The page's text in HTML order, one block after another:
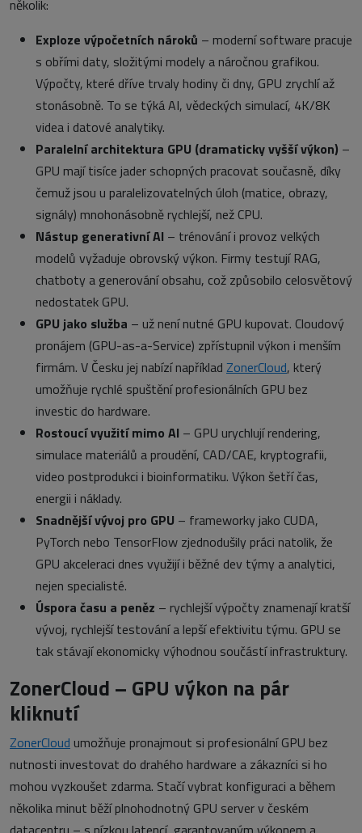
několik:
Exploze výpočetních nároků – moderní software pracuje
s obřími daty, složitými modely a náročnou grafikou.
Výpočty, které dříve trvaly hodiny či dny, GPU zrychlí až
stonásobně. To se týká AI, vědeckých simulací, 4K/8K
videa i datové analytiky.
Paralelní architektura GPU (dramaticky vyšší výkon) –
GPU mají tisíce jader schopných pracovat současně, díky
čemuž jsou u paralelizovatelných úloh (matice, obrazy,
signály) mnohonásobně rychlejší, než CPU.
Nástup generativní AI – trénování i provoz velkých
modelů vyžaduje obrovský výkon. Firmy testují RAG,
chatboty a generování obsahu, což způsobilo celosvětový
nedostatek GPU.
GPU jako služba – už není nutné GPU kupovat. Cloudový
pronájem (GPU-as-a-Service) zpřístupnil výkon i menším
firmám. V Česku jej nabízí například ZonerCloud, který
umožňuje rychlé spuštění profesionálních GPU bez
investic do hardware.
Rostoucí využití mimo AI – GPU urychlují rendering,
simulace materiálů a proudění, CAD/CAE, kryptografii,
video postprodukci i bioinformatiku. Výkon šetří čas,
energii i náklady.
Snadnější vývoj pro GPU – frameworky jako CUDA,
PyTorch nebo TensorFlow zjednodušily práci natolik, že
GPU akceleraci dnes využijí i běžné dev týmy a analytici,
nejen specialisté.
Úspora času a peněz – rychlejší výpočty znamenají kratší
vývoj, rychlejší testování a lepší efektivitu týmu. GPU se
tak stávají ekonomicky výhodnou součástí infrastruktury.
ZonerCloud – GPU výkon na pár
kliknutí
ZonerCloud umožňuje pronajmout si profesionální GPU bez
nutnosti investovat do drahého hardware a zákazníci si ho
mohou vyzkoušet zdarma. Stačí vybrat konfiguraci a během
několika minut běží plnohodnotný GPU server v českém